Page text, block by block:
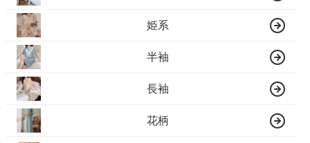
姫系
半袖
長袖
花柄